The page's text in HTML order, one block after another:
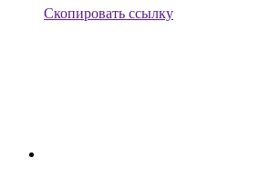
Скопировать ссылку